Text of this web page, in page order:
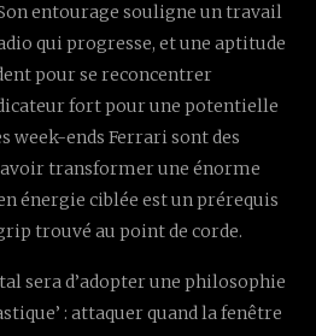
entourage souligne un travail
qui progresse, et une aptitude
pour se reconcentrer
fort pour une potentielle
week-ends Ferrari sont des
transformer une énorme
énergie ciblée est un prérequis
trouvé au point de corde.
sera d’adopter une philosophie
: attaquer quand la fenêtre